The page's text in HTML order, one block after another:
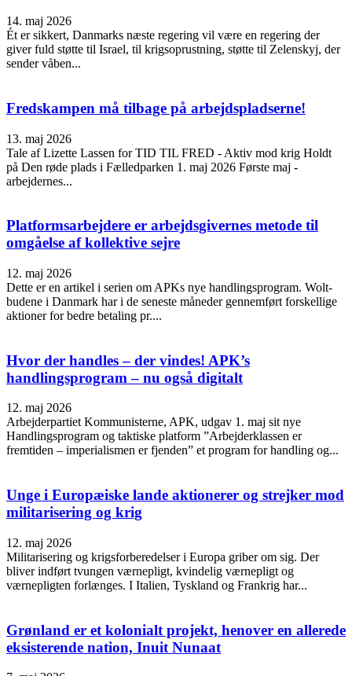
14. maj 2026
Ét er sikkert, Danmarks næste regering vil være en regering der
giver fuld støtte til Israel, til krigsoprustning, støtte til Zelenskyj, der
sender våben...
Fredskampen må tilbage på arbejdspladserne!
13. maj 2026
Tale af Lizette Lassen for TID TIL FRED - Aktiv mod krig Holdt
på Den røde plads i Fælledparken 1. maj 2026 Første maj -
arbejdernes...
Platformsarbejdere er arbejdsgivernes metode til
omgåelse af kollektive sejre
12. maj 2026
Dette er en artikel i serien om APKs nye handlingsprogram. Wolt-
budene i Danmark har i de seneste måneder gennemført forskellige
aktioner for bedre betaling pr....
Hvor der handles – der vindes! APK’s
handlingsprogram – nu også digitalt
12. maj 2026
Arbejderpartiet Kommunisterne, APK, udgav 1. maj sit nye
Handlingsprogram og taktiske platform ”Arbejderklassen er
fremtiden – imperialismen er fjenden” et program for handling og...
Unge i Europæiske lande aktionerer og strejker mod
militarisering og krig
12. maj 2026
Militarisering og krigsforberedelser i Europa griber om sig. Der
bliver indført tvungen værnepligt, kvindelig værnepligt og
værnepligten forlænges. I Italien, Tyskland og Frankrig har...
Grønland er et kolonialt projekt, henover en allerede
eksisterende nation, Inuit Nunaat